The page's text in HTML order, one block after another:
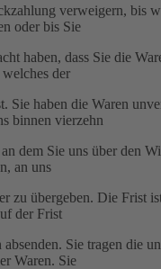
verweigern, bis
oder bis Sie
haben, dass Sie die
der
Sie haben die Waren
binnen vierzehn
dem Sie uns über den
an uns
zu übergeben. Die Frist
der Frist
Sie tragen die
Waren. Sie